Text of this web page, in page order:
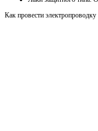
Как провести